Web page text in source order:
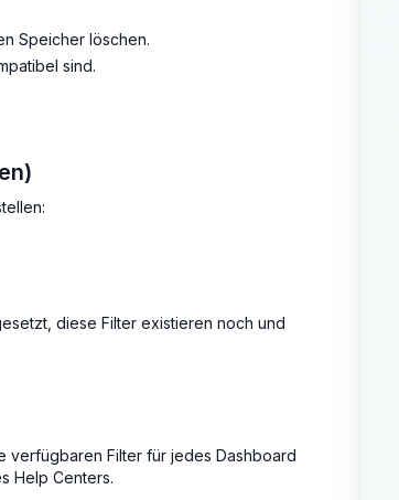
Speicher löschen.
sind.
diese Filter existieren noch und
verfügbaren Filter für jedes Dashboard
Help Centers.